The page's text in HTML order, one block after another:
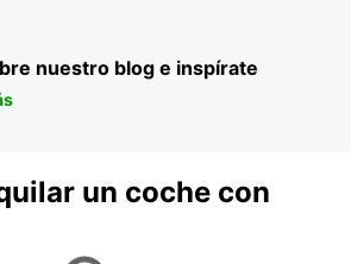
nuestro blog e inspírate
un coche con